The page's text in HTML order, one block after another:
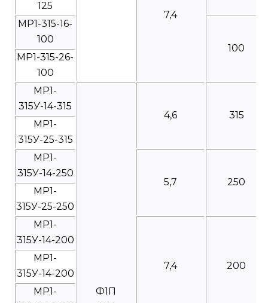
7,4
125
МР1-315-16-
100
100
МР1-315-26-
100
МР1-
315У-14-315
Ф1П
4,6 315
МР1-
315У-25-315
МР1-
315У-14-250
5,7 250
МР1-
315У-25-250
МР1-
315У-14-200
7,4 200
МР1-
315У-14-200
МР1-